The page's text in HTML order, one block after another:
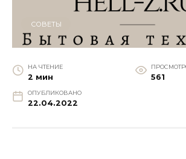
СОВЕТЫ
НА ЧТЕНИЕ
2 мин 561
ОПУБЛИКОВАНО
22.04.2022